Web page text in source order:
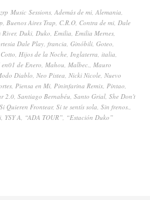
Music Sessions, Además de mi, Alemania,
, Buenos Aires Trap, C.R.O, Contra de mi, Dale
River, Duki, Duko, Emilia, Emilia Mernes,
Dale Play, francia, Ginóbili, Goteo,
, Hijos de la Noche, Inglaterra, italia,
de Enero, Mahou, Malbec., Mauro
Diablo, Neo Pistea, Nicki Nicole, Nuevo
, Piensa en Mi, Pininfarina Remix, Pintao,
2.0, Santiago Bernabéu, Santo Grial, She Don't
Si Quieren Frontear, Si te sentís sola, Sin frenos.,
, YSY A, “ADA TOUR”, “Estación Duko”